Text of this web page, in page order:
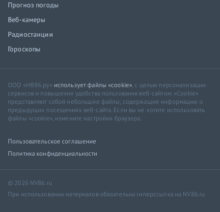
Прогноз погоды
Веб-камеры
Радиостанции
Гороскопы
ООО «НВ86.ру» использует файлы «cookie», с целью персонализации
сервисов и повышения удобства пользования веб-сайтом. «Cookie»
представляют собой небольшие файлы, содержащие информацию о
предыдущих посещениях веб-сайта. Если вы не хотите использовать
файлы «cookie», измените настройки браузера.
Пользовательское соглашение
Политика конфиденциальности
© 2026 NV86.ru
При использовании материалов обязательна гиперссылка на NV86.ru